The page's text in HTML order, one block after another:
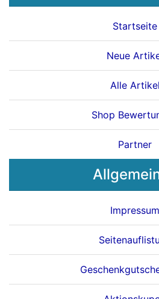
Startseite
Neue
Alle Artikel
Shop
Partner
Impressum